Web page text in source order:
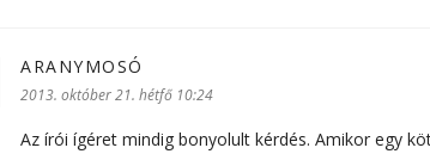
ARANYMOSÓ
2013. október 21. hétfő 10:24
Az írói ígéret mindig bonyolult kérdés. Amikor egy